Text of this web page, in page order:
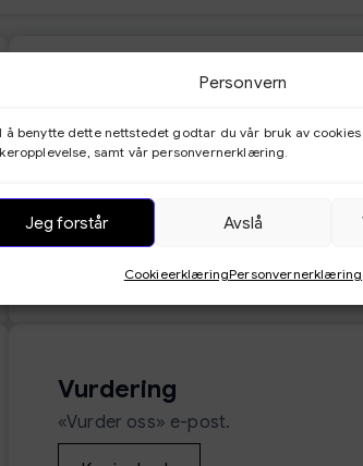
Personvern
å benytte dette nettstedet godtar du vår bruk av
samt vår personvernerklæring.
Jeg forstår Avslå
CookieerklæringPersonvernerklæring
Bekrefte og betalingslink i e-posten.
fjerne de betalingsmetodene du ikke
koden.
Kopier kode
Vurdering
«Vurder oss» e-post.